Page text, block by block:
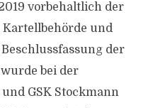
vorbehaltlich der
und
der
bei der
GSK Stockmann